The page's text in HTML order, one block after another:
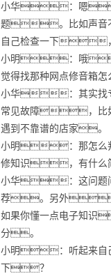
小华：嗯
题。比如声音
自己检查一下
小明：哦
觉得找那种网点修音
小华：其实找专
常见故障，比如
遇到不靠谱的店家。
小明：那怎么
修知识，有什么
小华：这问题
荐。另外，
如果你懂一点电子知
分。
小明：听起来自
下？